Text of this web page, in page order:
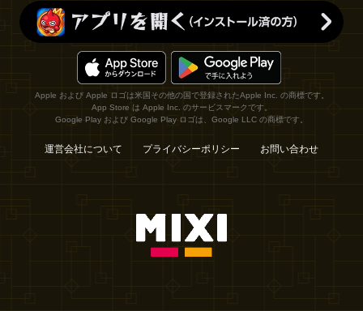
Apple および Apple ロゴは米国その他の国で登録されたApple Inc. の商標です。
App Store は Apple Inc. のサービスマークです。
Google Play および Google Play ロゴは、Google LLC の商標です。
運営会社について プライバシーポリシー お問い合わせ